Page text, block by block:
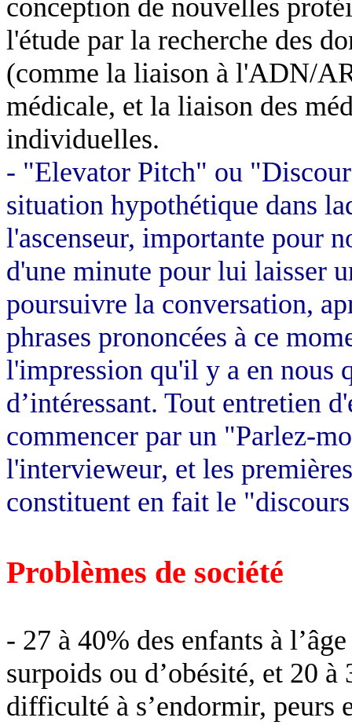
conception de nouvelles
l'étude par la recherche des
(comme la liaison à l'ADN/
médicale, et la liaison des
individuelles.
- "Elevator Pitch" ou
situation hypothétique dans
l'ascenseur, importante pour
d'une minute pour lui laisser
poursuivre la conversation,
phrases prononcées à ce
l'impression qu'il y a en nous
d’intéressant. Tout entretien
commencer par un "Parlez-
l'intervieweur, et les
constituent en fait le
Problèmes de société
- 27 à 40% des enfants à
surpoids ou d’obésité, et 20
difficulté à s’endormir, peurs